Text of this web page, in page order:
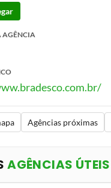
AGÊNCIA
Agências próximas
AGÊNCIAS ÚTEIS